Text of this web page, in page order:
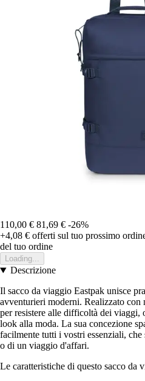
110,00 € 81,69 € -26%
+4,08 € offerti sul tuo prossimo
del tuo ordine
Loading...
Descrizione
Il sacco da viaggio Eastpak unisce
avventurieri moderni. Realizzato con
per resistere alle difficoltà dei viaggi,
look alla moda. La sua concezione
facilmente tutti i vostri essenziali,
o di un viaggio d'affari.
Le caratteristiche di questo sacco da